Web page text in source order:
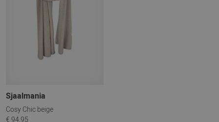
Sjaalmania
Cosy Chic beige
€ 94,95